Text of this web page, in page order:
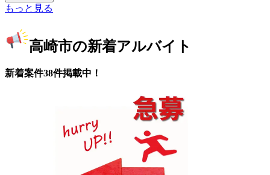
もっと見る
高崎市の新着アルバイト
新着案件38件掲載中！